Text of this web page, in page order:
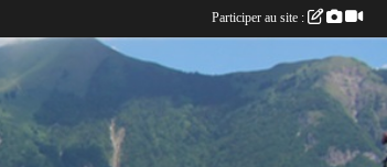
Participer au site :